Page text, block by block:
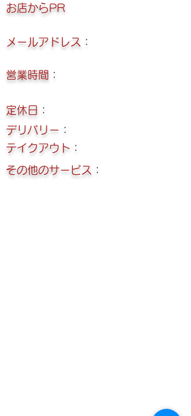
​お店からPR
メールアドレス ：
営業時間 ：
定休日 ：
デリバリー ：
テイクアウト ：
その他のサービス ：